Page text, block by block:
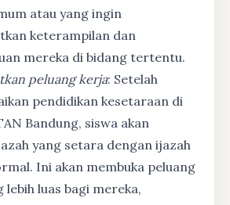
atau yang ingin
keterampilan dan
mereka di bidang tertentu.
peluang kerja: Setelah
pendidikan kesetaraan di
Bandung, siswa akan
yang setara dengan ijazah
Ini akan membuka peluang
lebih luas bagi mereka,